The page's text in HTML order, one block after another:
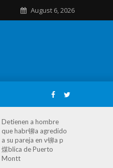
August 6, 2026
Detienen a hombre
que habr铆a agredido
a su pareja en v铆a p
煤blica de Puerto
Montt